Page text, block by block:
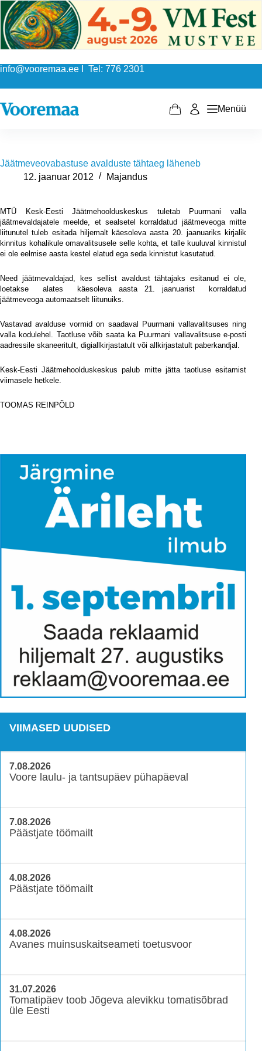
Skip
to
content
info@vooremaa.ee I Tel: 776 2301
Shopping
Menüü
Jäätmeveovabastuse avalduste tähtaeg läheneb
12. jaanuar 2012
Majandus
MTÜ Kesk-Eesti Jäätmehoolduskeskus tuletab Puurmani valla
jäätmevaldajatele meelde, et sealsetel korraldatud jäätmeveoga mitte
liitunutel tuleb esitada hiljemalt käesoleva aasta 20. jaanuariks kirjalik
kinnitus kohalikule omavalitsusele selle kohta, et talle kuuluval kinnistul
ei ole eelmise aasta kestel elatud ega seda kinnistut kasutatud.
Need jäätmevaldajad, kes sellist avaldust tähtajaks esitanud ei ole,
loetakse
alates käesoleva aasta 21. jaanuarist
korraldatud
jäätmeveoga automaatselt liitunuiks.
Vastavad avalduse vormid on saadaval Puurmani vallavalitsuses ning
valla kodulehel. Taotluse võib saata ka Puurmani vallavalitsuse e-posti
aadressile skaneeritult, digiallkirjastatult või allkirjastatult paberkandjal.
Kesk-Eesti Jäätmehoolduskeskus palub mitte jätta taotluse esitamist
viimasele hetkele.
TOOMAS REINPÕLD
VIIMASED UUDISED
7.08.2026
Voore laulu- ja tantsupäev pühapäeval
7.08.2026
Päästjate töömailt
4.08.2026
Päästjate töömailt
4.08.2026
Avanes muinsuskaitseameti toetusvoor
31.07.2026
Tomatipäev toob Jõgeva alevikku tomatisõbrad
üle Eesti